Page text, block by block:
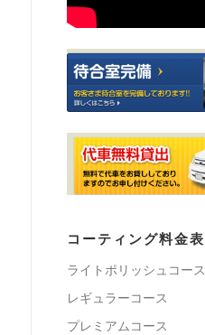
コーティング料金表
ライトポリッシュコース
レギュラーコース
プレミアムコース